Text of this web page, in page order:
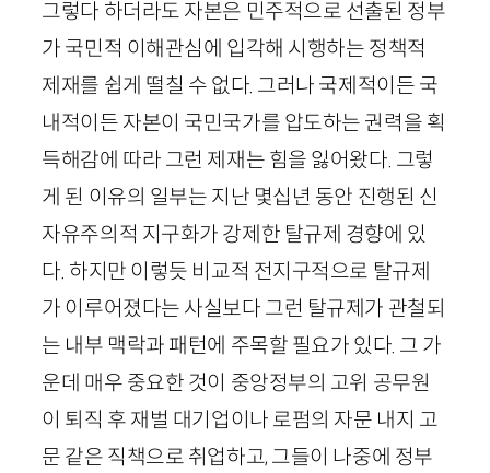
그렇다 하더라도 자본은 민주적으로 선출된 정부
가 국민적 이해관심에 입각해 시행하는 정책적
제재를 쉽게 떨칠 수 없다. 그러나 국제적이든 국
내적이든 자본이 국민국가를 압도하는 권력을 획
득해감에 따라 그런 제재는 힘을 잃어왔다. 그렇
게 된 이유의 일부는 지난 몇십년 동안 진행된 신
자유주의적 지구화가 강제한 탈규제 경향에 있
다. 하지만 이렇듯 비교적 전지구적으로 탈규제
가 이루어졌다는 사실보다 그런 탈규제가 관철되
는 내부 맥락과 패턴에 주목할 필요가 있다. 그 가
운데 매우 중요한 것이 중앙정부의 고위 공무원
이 퇴직 후 재벌 대기업이나 로펌의 자문 내지 고
문 같은 직책으로 취업하고, 그들이 나중에 정부